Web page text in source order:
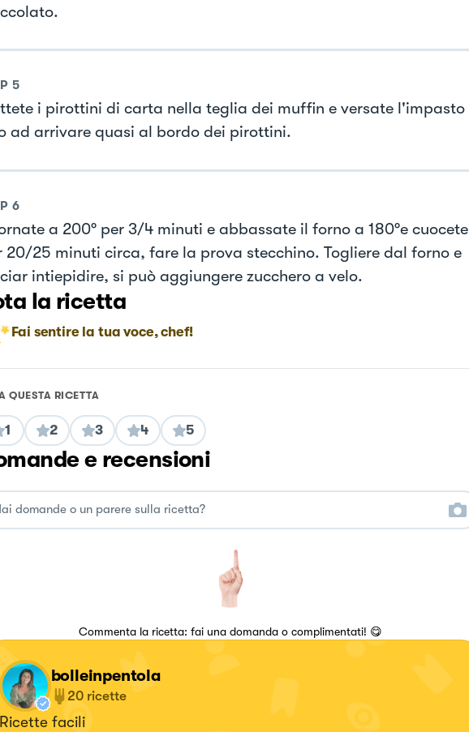
5
i pirottini di carta nella teglia dei muffin e versate l'impasto
ad arrivare quasi al bordo dei pirottini.
6
a 200° per 3/4 minuti e abbassate il forno a 180°e cuocete
20/25 minuti circa, fare la prova stecchino. Togliere dal forno e
intiepidire, si può aggiungere zucchero a velo.
la ricetta
Fai sentire la tua voce, chef!
QUESTA RICETTA
1 2 3 4 5
e recensioni
Commenta la ricetta: fai una domanda o complimentati! 😋
bolleinpentola
20 ricette
Ricette facili